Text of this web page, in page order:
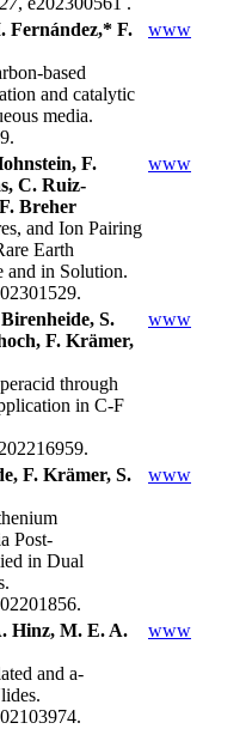
Fernández,* F.
based
and catalytic
media.
www
F.
C. Ruiz-
Breher
and Ion Pairing
Earth
and in Solution.
www
S.
F. Krämer,
through
in C-F
www
F. Krämer, S.
Post-
in Dual
www
Hinz, M. E. A.
and a-
www